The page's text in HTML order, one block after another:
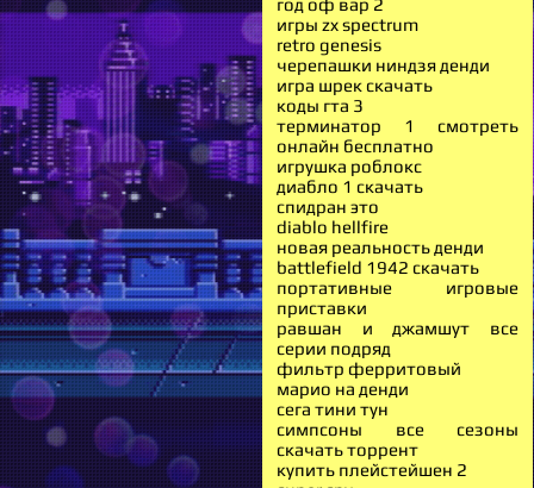
игры zx spectrum
retro genesis
черепашки ниндзя денди
игра шрек скачать
коды гта 3
терминатор 1 смотреть
онлайн бесплатно
игрушка роблокс
диабло 1 скачать
спидран это
diablo hellfire
новая реальность денди
battlefield 1942 скачать
портативные игровые
приставки
равшан и джамшут все
серии подряд
фильтр ферритовый
марио на денди
сега тини тун
симпсоны все сезоны
скачать торрент
купить плейстейшен 2